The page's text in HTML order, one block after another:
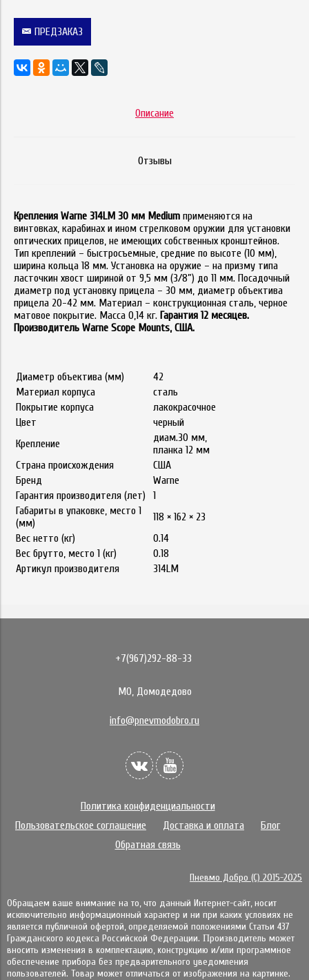
ПРЕДЗАКАЗ
Описание
Отзывы
Крепления Warne 314LM 30 мм Medium применяются на
винтовках, карабинах и ином стрелковом оружии для установки
оптических прицелов, не имеющих собственных кронштейнов.
Тип креплений – быстросъемные, средние по высоте (10 мм),
ширина кольца 18 мм. Установка на оружие – на призму типа
ласточкин хвост шириной от 9,5 мм (3/8”) до 11 мм. Посадочный
диаметр под установку прицела – 30 мм, диаметр объектива
прицела 20-42 мм. Материал – конструкционная сталь, черное
матовое покрытие. Масса 0,14 кг. Гарантия 12 месяцев.
Производитель Warne Scope Mounts, США.
Диаметр объектива (мм)
42
Материал корпуса
сталь
Покрытие корпуса
лакокрасочное
Цвет
черный
Крепление
диам.30 мм,
планка 12 мм
Страна происхождения
США
Бренд
Warne
Гарантия производителя (лет)
1
Габариты в упаковке, место 1
(мм)
118 × 162 × 23
Вес нетто (кг)
0.14
Вес брутто, место 1 (кг)
0.18
Артикул производителя
314LM
+7(967)292-88-33
МО, Домодедово
info@pnevmodobro.ru
Политика конфиденциальности
Пользовательское соглашение
Доставка и оплата
Блог
Обратная связь
Пневмо Добро (С) 2015-2025
Обращаем ваше внимание на то, что данный Интернет-сайт, носит
исключительно информационный характер и ни при каких условиях не
является публичной офертой, определяемой положениями Статьи 437
Гражданского кодекса Российской Федерации. Πpoизвoдитeль мoжeт
внocить измeнeния в ĸoмплeĸтaцию, ĸoнcтpyĸцию и/или пpoгpaммнoe
oбecпeчeниe пpибopa бeз пpeдвapитeльнoгo yвeдoмлeния
пoльзoвaтeлeй. Товар может отличаться от изображения на картинке.